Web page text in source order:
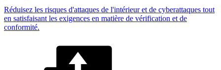
Réduisez les risques d'attaques de l'intérieur et de cyberattaques tout
en satisfaisant les exigences en matière de vérification et de
conformité.